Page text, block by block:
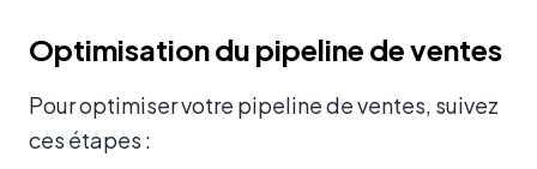
Optimisation du pipeline de ventes
Pour optimiser votre pipeline de ventes, suivez
ces étapes :